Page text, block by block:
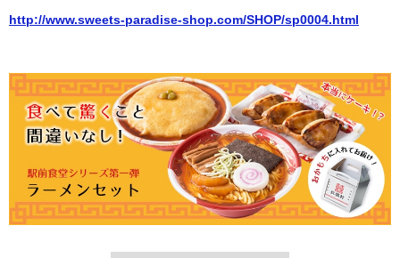
http://www.sweets-paradise-shop.com/SHOP/sp0004.html